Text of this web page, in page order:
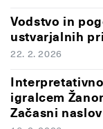
Vodstvo in
ustvarjalnih
22. 2. 2026
igralcem
Začasni naslov